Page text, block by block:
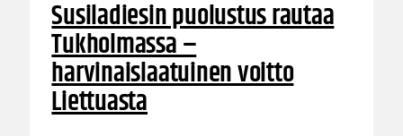
Susiladiesin puolustus rautaa
Tukholmassa –
harvinaislaatuinen voitto
Liettuasta